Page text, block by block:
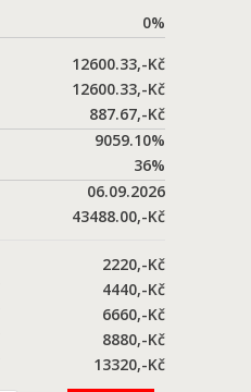
0%
12600.33,-Kč
12600.33,-Kč
887.67,-Kč
9059.10%
36%
06.09.2026
43488.00,-Kč
2220,-Kč
4440,-Kč
6660,-Kč
8880,-Kč
13320,-Kč